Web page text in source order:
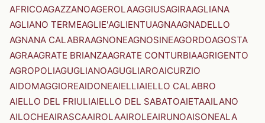
AFRICOAGAZZANOAGEROLAAGGIUSAGIRAAGLIANA
AGLIANO TERMEAGLIE'AGLIENTUAGNAAGNADELLO
AGNANA CALABRAAGNONEAGNOSINEAGORDOAGOSTA
AGRAAGRATE BRIANZAAGRATE CONTURBIAAGRIGENTO
AGROPOLIAGUGLIANOAGUGLIAROAICURZIO
AIDOMAGGIOREAIDONEAIELLIAIELLO CALABRO
AIELLO DEL FRIULIAIELLO DEL SABATOAIETAAILANO
AILOCHEAIRASCAAIROLAAIROLEAIRUNOAISONEALA